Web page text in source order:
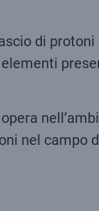
di
nel campo